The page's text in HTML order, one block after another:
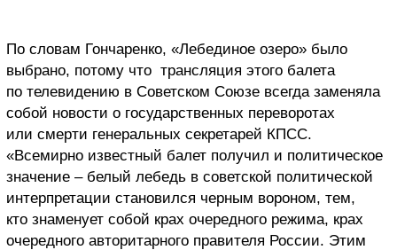
По словам Гончаренко, «Лебединое озеро» было
выбрано, потому что трансляция этого балета
по телевидению в Советском Союзе всегда заменяла
собой новости о государственных переворотах
или смерти генеральных секретарей КПСС.
«Всемирно известный балет получил и политическое
значение – белый лебедь в советской политической
интерпретации становился черным вороном, тем,
кто знаменует собой крах очередного режима, крах
очередного авторитарного правителя России. Этим